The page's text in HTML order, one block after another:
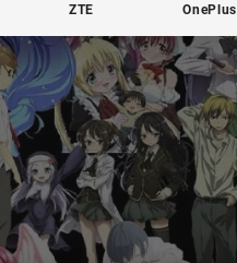
ZTE OnePlus